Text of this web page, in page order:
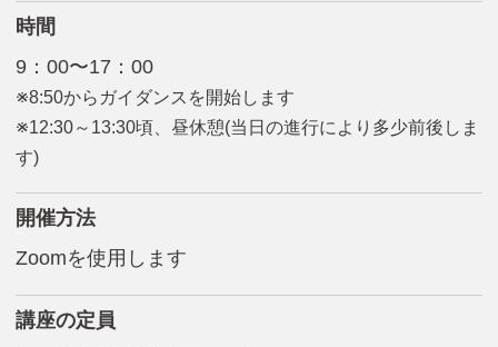
時間
9：00〜17：00
※8:50からガイダンスを開始します
※12:30～13:30頃、昼休憩(当日の進行により多少前後しま
す)
開催方法
Zoomを使用します
講座の定員